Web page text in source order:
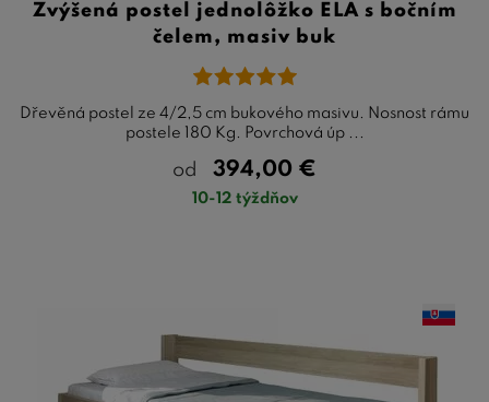
Zvýšená posteľ jednolôžko ELA s bočním
čelem, masiv buk
Dřevěná postel ze 4/2,5 cm bukového masivu. Nosnost rámu
postele 180 Kg. Povrchová úp ...
od 394,00 €
10-12 týždňov